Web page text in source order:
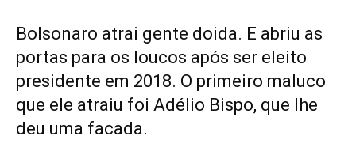
Bolsonaro atrai gente doida. E abriu as
portas para os loucos após ser eleito
presidente em 2018. O primeiro maluco
que ele atraiu foi Adélio Bispo, que lhe
deu uma facada.